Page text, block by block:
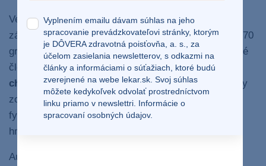
Vedci z Univerzity v Oxforde skúmali zdravotné
záznamy takmer 475-tisíc Britov. Zistili, že každých 70
gramov červeného mäsa a spracovaného mäsa, ktoré
človek denne skonzumuje, zvýšiloriziko srdcových
chorôb
o 15 % a cukrovkyaž o 30 %. Tieto výsledky
zohľadňujú ďalšie rizikové faktory, ako je nedostatok
fyzickej aktivity, pitie alkoholu a index telesnej
hmotnosti (BMI).
Autori štúdie však odhalili spojitosť medzi príjmom
Vyplnením emailu dávam súhlas na jeho
spracovanie prevádzkovateľovi stránky, ktorým
je DÔVERA zdravotná poisťovňa, a. s., za
účelom zasielania newsletterov, s odkazmi na
články a informáciami o súťažiach, ktoré budú
zverejnené na webe lekar.sk. Svoj súhlas
môžete kedykoľvek odvolať prostredníctvom
linku priamo v newslettri. Informácie o
spracovaní osobných údajov.